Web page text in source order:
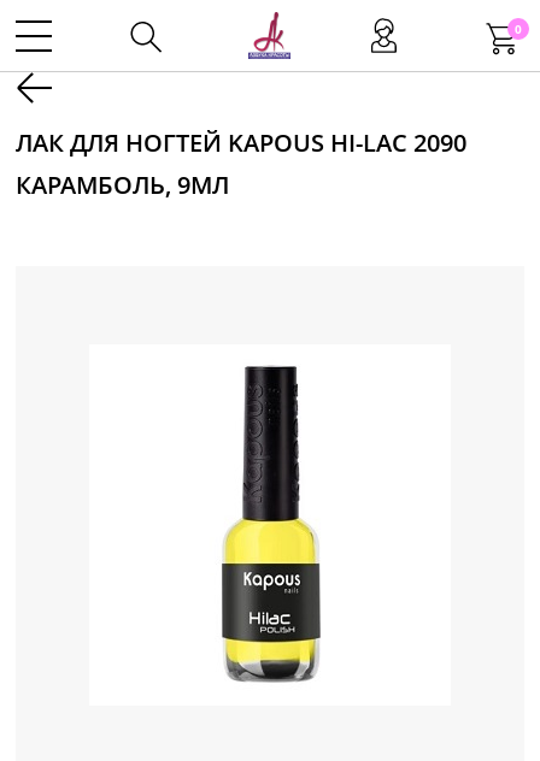
0
Инструменты
Одноразовая продукция
ЛАК ДЛЯ НОГТЕЙ KAPOUS HI-LAC 2090
КАРАМБОЛЬ, 9МЛ